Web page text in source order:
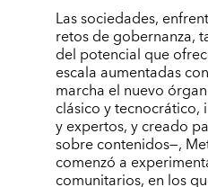
Las sociedades,
retos de gobernanza,
del potencial que
escala aumentadas
marcha el nuevo
clásico y
y expertos, y creado
sobre contenidos—,
comenzó a
comunitarios, en los